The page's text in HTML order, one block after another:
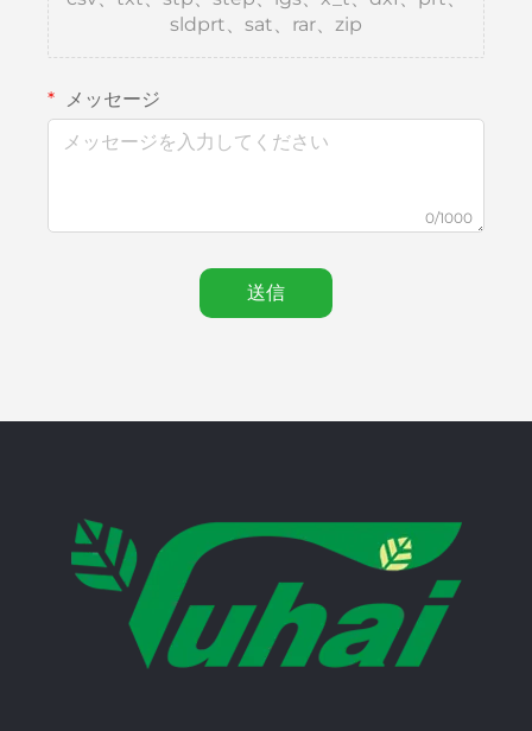
sldprt、sat、rar、zip
メッセージ
0/1000
送信